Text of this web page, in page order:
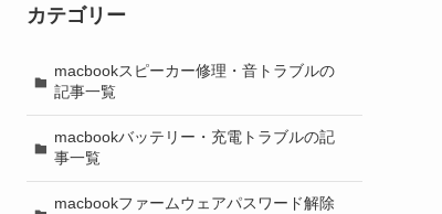
カテゴリー
macbookスピーカー修理・音トラブルの
記事一覧
macbookバッテリー・充電トラブルの記
事一覧
macbookファームウェアパスワード解除